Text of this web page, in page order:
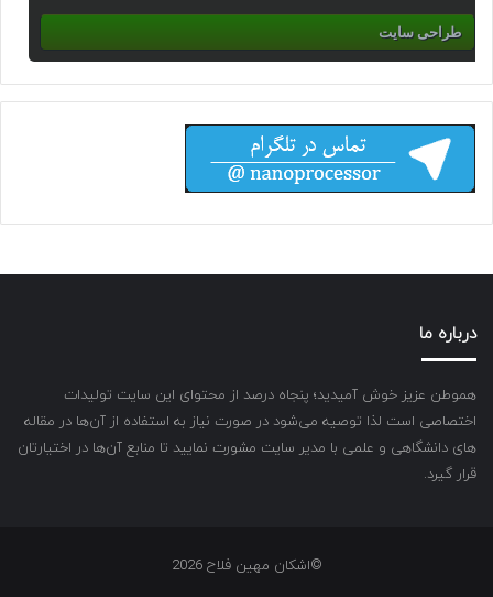
طراحی سایت
درباره ما
هموطن عزیز خوش آمیدید؛ پنجاه درصد از محتوای این سایت تولیدات
اختصاصی است لذا توصیه می‌شود در صورت نیاز به استفاده از آن‌ها در مقاله
های دانشگاهی و علمی با مدیر سایت مشورت نمایید تا منابع آن‌ها در اختیارتان
قرار گیرد.
©اشکان مهین فلاح 2026